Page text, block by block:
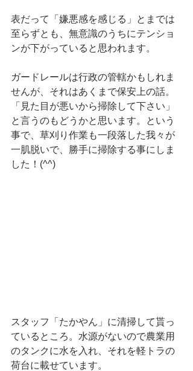
表だって「嫌悪感を感じる」とまでは
至らずとも、無意識のうちにテンショ
ンが下がっていると思われます。
ガードレールは行政の管轄かもしれま
せんが、それはあくまで保安上の話。
「見た目が悪いから掃除して下さい」
と言うのもどうかと思います。という
事で、草刈り作業も一段落した我々が
一肌脱いで、勝手に掃除する事にしま
した！(^^)
スタッフ「たかやん」に清掃して貰っ
ているところ。水源がないので農業用
のタンクに水を入れ、それを軽トラの
荷台に載せています。